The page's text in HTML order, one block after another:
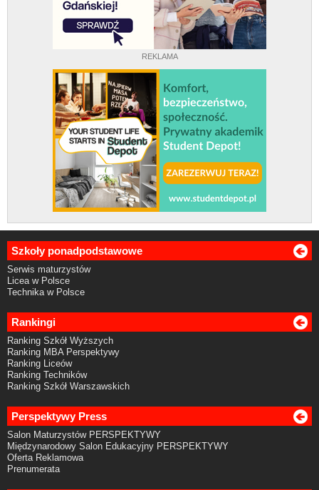
REKLAMA
Szkoły ponadpodstawowe
Serwis maturzystów
Licea w Polsce
Technika w Polsce
Rankingi
Ranking Szkół Wyższych
Ranking MBA Perspektywy
Ranking Liceów
Ranking Techników
Ranking Szkół Warszawskich
Perspektywy Press
Salon Maturzystów PERSPEKTYWY
Międzynarodowy Salon Edukacyjny PERSPEKTYWY
Oferta Reklamowa
Prenumerata